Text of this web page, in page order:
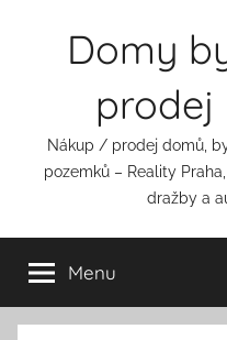
Domy
prodej
Nákup / prodej domů,
pozemků – Reality
dražby a
Menu